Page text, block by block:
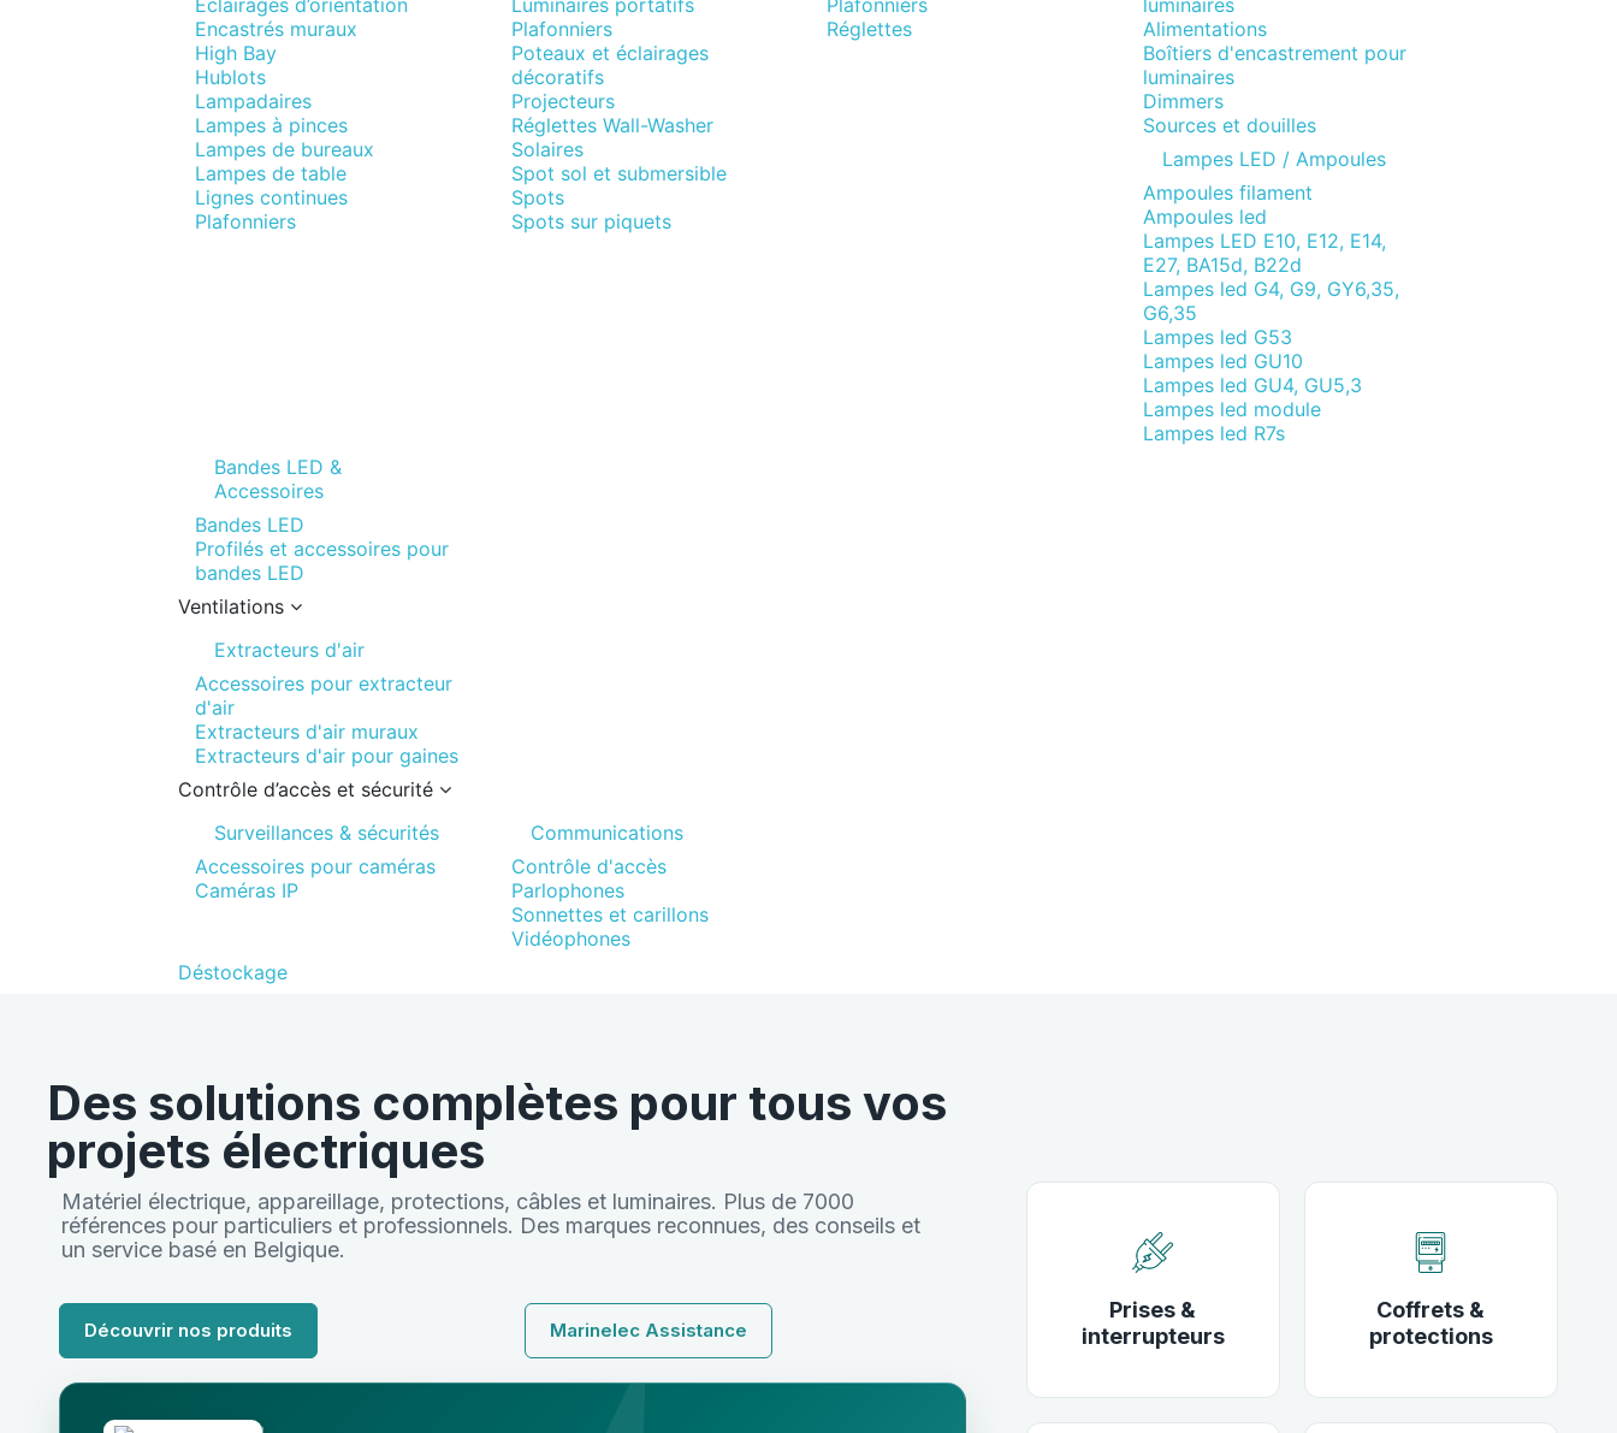
Eclairages d’orientation
Encastrés muraux
High Bay
Hublots
Lampadaires
Lampes à pinces
Lampes de bureaux
Lampes de table
Lignes continues
Plafonniers
Luminaires portatifs
Plafonniers
Poteaux et éclairages
décoratifs
Projecteurs
Réglettes Wall-Washer
Solaires
Spot sol et submersible
Spots
Spots sur piquets
Plafonniers
Réglettes
luminaires
Alimentations
Boîtiers d'encastrement pour
luminaires
Dimmers
Sources et douilles
Lampes LED / Ampoules
Ampoules filament
Ampoules led
Lampes LED E10, E12, E14,
E27, BA15d, B22d
Lampes led G4, G9, GY6,35,
G6,35
Lampes led G53
Lampes led GU10
Lampes led GU4, GU5,3
Lampes led module
Lampes led R7s
Bandes LED &
Accessoires
Bandes LED
Profilés et accessoires pour
bandes LED
Ventilations
Extracteurs d'air
Accessoires pour extracteur
d'air
Extracteurs d'air muraux
Extracteurs d'air pour gaines
Contrôle d’accès et sécurité
Surveillances & sécurités
Accessoires pour caméras
Caméras IP
Communications
Contrôle d'accès
Parlophones
Sonnettes et carillons
Vidéophones
Déstockage
Des solutions complètes pour tous vos
projets électriques
Matériel électrique, appareillage, protections, câbles et luminaires. Plus de 7000
références pour particuliers et professionnels. Des marques reconnues, des conseils et
un service basé en Belgique.
Découvrir nos produits Marinelec Assistance
Prises &
interrupteurs
Coffrets &
protections